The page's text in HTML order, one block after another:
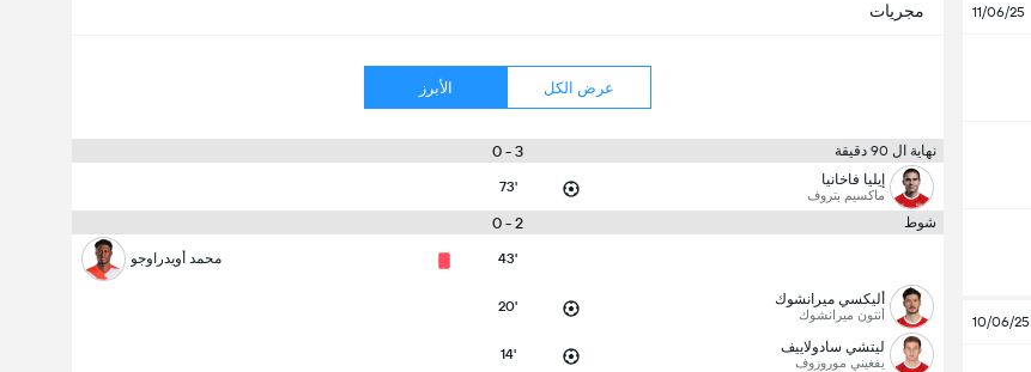
11/06/25
10/06/25
مجريات
عرض الكل الأبرز
نهاية ال 90 دقيقة 3 - 0
إيليا فاخانيا
ماكسيم بتروف 73'
شوط 2 - 0
43' محمد أويدراوجو
أليكسي ميرانشوك
أنتون ميرانشوك 20'
ليتشي سادولاييف
يفغيني موروزوف 14'